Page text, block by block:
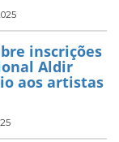
inscrições
Aldir
aos artistas